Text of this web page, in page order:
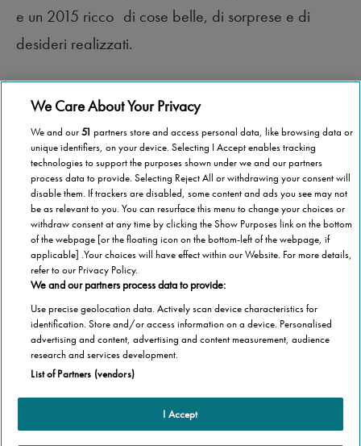
e un 2015 ricco di cose belle, di sorprese e di
desideri realizzati.
A presto!
Categorie
Casa
Cookie Policy
Altre informazioni
We Care About Your Privacy
We and our51 partners store and access personal data, like browsing data or
unique identifiers, on your device. Selecting I Accept enables tracking
technologies to support the purposes shown under we and our partners
process data to provide. Selecting Reject All or withdrawing your consent will
disable them. If trackers are disabled, some content and ads you see may not
be as relevant to you. You can resurface this menu to change your choices or
withdraw consent at any time by clicking the Show Purposes link on the bottom
of the webpage [or the floating icon on the bottom-left of the webpage, if
applicable] .Your choices will have effect within our Website. For more details,
refer to our Privacy Policy.
We and our partners process data to provide:
Use precise geolocation data. Actively scan device characteristics for
identification. Store and/or access information on a device. Personalised
advertising and content, advertising and content measurement, audience
research and services development.
List of Partners (vendors)
I Accept